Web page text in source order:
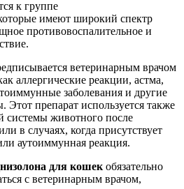
к группе
имеют широкий спектр
противовоспалительное и
ветеринарным врачом
аллергические реакции, астма,
заболевания и другие
Этот препарат используется также
системы животного после
в случаях, когда присутствует
аутоиммунная реакция.
для кошек обязательно
с ветеринарным врачом,